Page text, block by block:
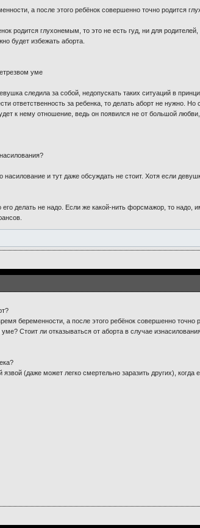
а после этого ребёнок совершенно точно родится
родится глухонемым, то это не есть гуд, ни для
будет избежать аборта.
уме
следила за собой, недопускать таких ситуаций в
ответственность за ребенка, то делать аборт не нужно. Но
к нему отношение, ведь он появился не от большой
и тут даже обсуждать не стоит. Хотя если
делать не надо. Если же какой-нить форсмажор, то надо,
беременности, а после этого ребёнок совершенно
Стоит ли отказываться от аборта в случае
(даже может легко смертельно заразить других),